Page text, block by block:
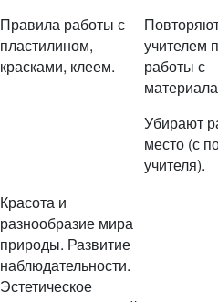
Правила работы с
пластилином,
красками, клеем.
учителем
работы с
Убирают
место (с
учителя).
Красота и
разнообразие мира
природы. Развитие
наблюдательности.
Эстетическое